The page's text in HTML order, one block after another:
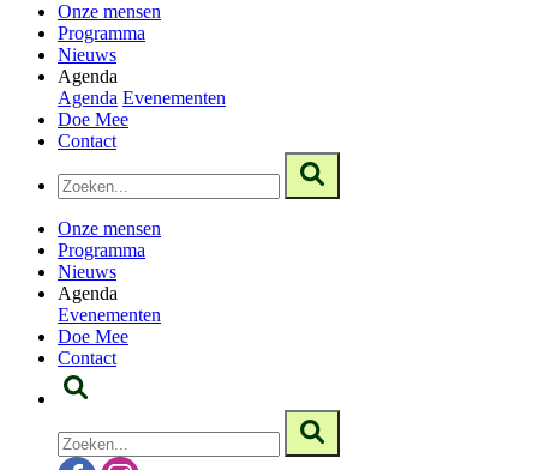
Onze mensen
Programma
Nieuws
Agenda
Agenda Evenementen
Doe Mee
Contact
Onze mensen
Programma
Nieuws
Agenda
Evenementen
Doe Mee
Contact